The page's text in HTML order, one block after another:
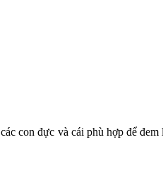
con đực và cái phù hợp để